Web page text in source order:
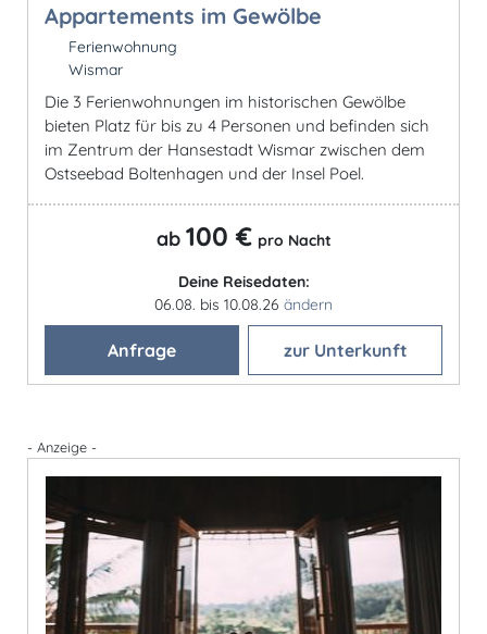
Appartements im Gewölbe
Ferienwohnung
Wismar
Die 3 Ferienwohnungen im historischen Gewölbe
bieten Platz für bis zu 4 Personen und befinden sich
im Zentrum der Hansestadt Wismar zwischen dem
Ostseebad Boltenhagen und der Insel Poel.
ab 100 € pro Nacht
Deine Reisedaten:
06.08. bis 10.08.26 ändern
Anfrage zur Unterkunft
- Anzeige -